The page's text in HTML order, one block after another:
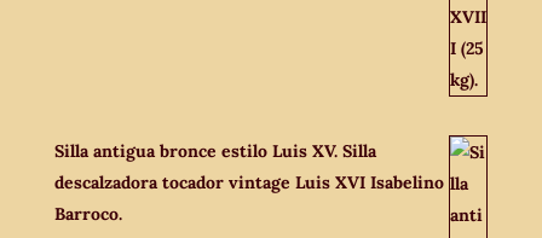
Silla antigua bronce estilo Luis XV. Silla
descalzadora tocador vintage Luis XVI Isabelino
Barroco.